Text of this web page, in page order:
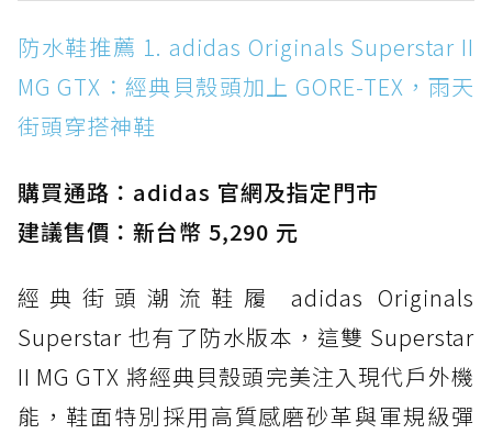
防水鞋推薦 1. adidas Originals Superstar II
MG GTX：經典貝殼頭加上 GORE-TEX，雨天街
頭穿搭神鞋
防水鞋推薦 2. New Balance Hierro v9 GORE-
防水鞋推薦 3. Nike Dunk Low GORE-TEX：
經典 Dunk 輪廓加上防水科技，雨天穿搭帥度不
打折
防水鞋推薦 4. ASICS TRABUCO 14 GTX：搭
載 GORE-TEX 隱形貼合科技，全方位防水神鞋
防水鞋推薦 5. Salomon XT-6 GORE-TEX：潮
人必備山系鞋王！防滑、防水與街頭顏值一次攻
頂
防水鞋推薦 1. adidas Originals Superstar II
MG GTX：經典貝殼頭加上 GORE-TEX，雨天
街頭穿搭神鞋
購買通路：adidas 官網及指定門市
建議售價：新台幣 5,290 元
經典街頭潮流鞋履 adidas Originals
Superstar 也有了防水版本，這雙 Superstar
II MG GTX 將經典貝殼頭完美注入現代戶外機
能，鞋面特別採用高質感磨砂革與軍規級彈